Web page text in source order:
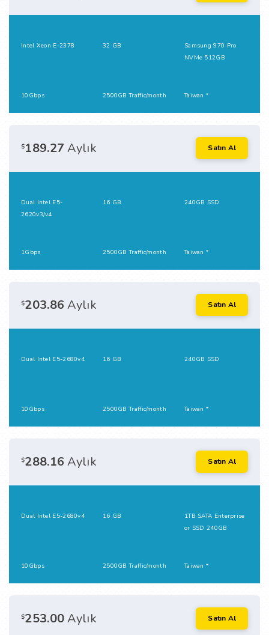
Intel Xeon E-2378 32 GB
Samsung 970 Pro
NVMe 512GB
10Gbps 2500GB Traffic/month Taiwan *
$189.27Aylık Satın Al
Dual Intel E5-
2620v3/v4
16 GB 240GB SSD
1Gbps 2500GB Traffic/month Taiwan *
$203.86Aylık Satın Al
Dual Intel E5-2680v4 16 GB 240GB SSD
10Gbps 2500GB Traffic/month Taiwan *
$288.16Aylık Satın Al
Dual Intel E5-2680v4 16 GB
1TB SATA Enterprise
or SSD 240GB
10Gbps 2500GB Traffic/month Taiwan *
$253.00Aylık Satın Al